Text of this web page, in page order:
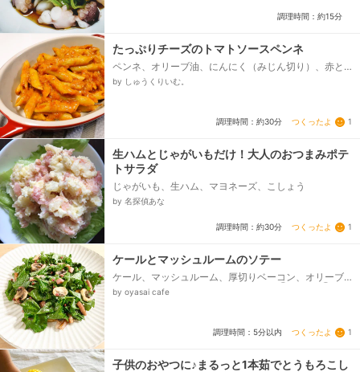
調理時間：約15分
たっぷりチーズのトマトソースペンネ
ペンネ、オリーブ油、にんにく（みじん切り）、赤と
うがらし（へたをとって種を除く）、ホールトマト缶
by しゅうくりいむ。
調理時間：約30分 つくったよ 1
生ハムとじゃがいもだけ！大人のおつまみポテ
トサラダ
じゃがいも、生ハム、マヨネーズ、こしょう
by 名探偵あな
調理時間：約30分 つくったよ 1
ケールとマッシュルームのソテー
ケール、マッシュルーム、厚切りベーコン、オリーブ
オイル、粉チーズ、ピンクペッパー、◯醤油、◯チュ
by oyasai cafe
調理時間：5分以内 つくったよ 1
子供のおやつに♪まるっと1本茹でとうもろこし